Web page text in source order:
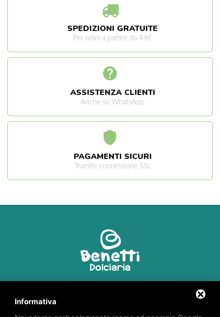
SPEDIZIONI GRATUITE
Per odini a partire da 49€
ASSISTENZA CLIENTI
Anche su WhatsApp
PAGAMENTI SICURI
Tramite connessione SSL
Informativa